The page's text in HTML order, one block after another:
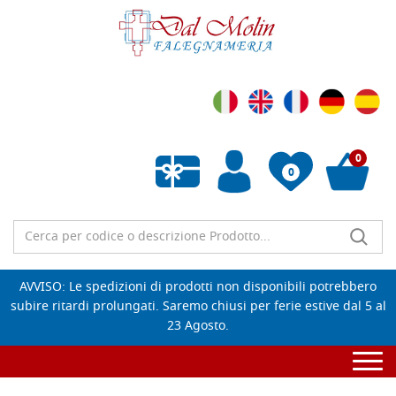
0
Wishlist vuota
0
AVVISO: Le spedizioni di prodotti non disponibili potrebbero
subire ritardi prolungati. Saremo chiusi per ferie estive dal 5 al
23 Agosto.